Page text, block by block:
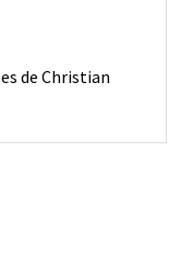
de Christian